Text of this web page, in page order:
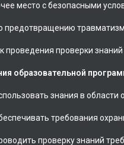
место с безопасными
предотвращению
проведения проверки
образовательной
знания в области
требования
проверку знаний